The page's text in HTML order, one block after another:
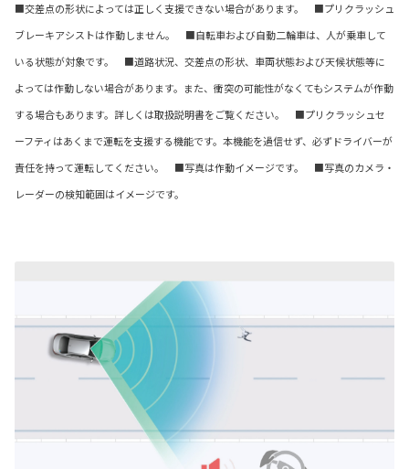
■交差点の形状によっては正しく支援できない場合があります。 ■プリクラッシュ
ブレーキアシストは作動しません。 ■自転車および自動二輪車は、人が乗車して
いる状態が対象です。 ■道路状況、交差点の形状、車両状態および天候状態等に
よっては作動しない場合があります。また、衝突の可能性がなくてもシステムが作動
する場合もあります。詳しくは取扱説明書をご覧ください。 ■プリクラッシュセ
ーフティはあくまで運転を支援する機能です。本機能を過信せず、必ずドライバーが
責任を持って運転してください。 ■写真は作動イメージです。 ■写真のカメラ・
レーダーの検知範囲はイメージです。